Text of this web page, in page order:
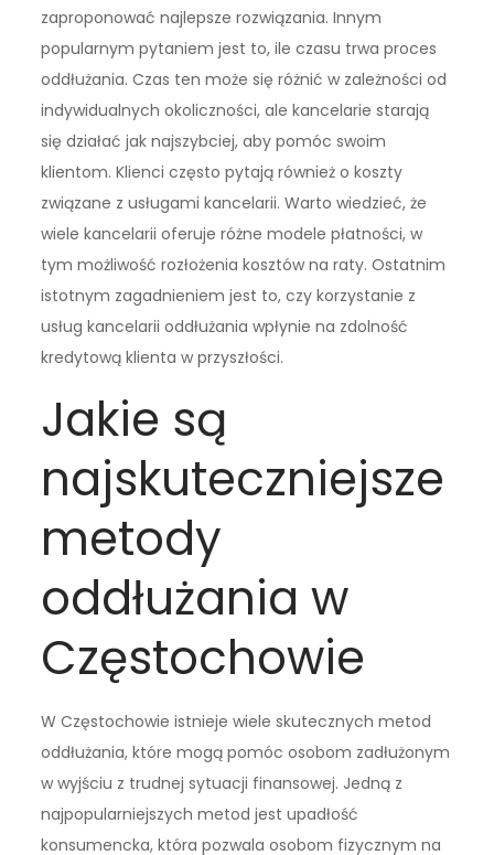
zaproponować najlepsze rozwiązania. Innym
popularnym pytaniem jest to, ile czasu trwa proces
oddłużania. Czas ten może się różnić w zależności od
indywidualnych okoliczności, ale kancelarie starają
się działać jak najszybciej, aby pomóc swoim
klientom. Klienci często pytają również o koszty
związane z usługami kancelarii. Warto wiedzieć, że
wiele kancelarii oferuje różne modele płatności, w
tym możliwość rozłożenia kosztów na raty. Ostatnim
istotnym zagadnieniem jest to, czy korzystanie z
usług kancelarii oddłużania wpłynie na zdolność
kredytową klienta w przyszłości.
Jakie są
najskuteczniejsze
metody
oddłużania w
Częstochowie
W Częstochowie istnieje wiele skutecznych metod
oddłużania, które mogą pomóc osobom zadłużonym
w wyjściu z trudnej sytuacji finansowej. Jedną z
najpopularniejszych metod jest upadłość
konsumencka, która pozwala osobom fizycznym na